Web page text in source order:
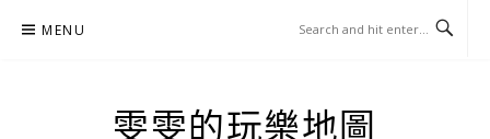
MENU
雯雯的玩樂地圖